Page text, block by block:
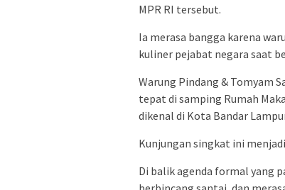
MPR RI tersebut.
Ia merasa bangga karena
kuliner pejabat negara saat
Warung Pindang & Tomyam
tepat di samping Rumah
dikenal di Kota Bandar
Kunjungan singkat ini
Di balik agenda formal yang